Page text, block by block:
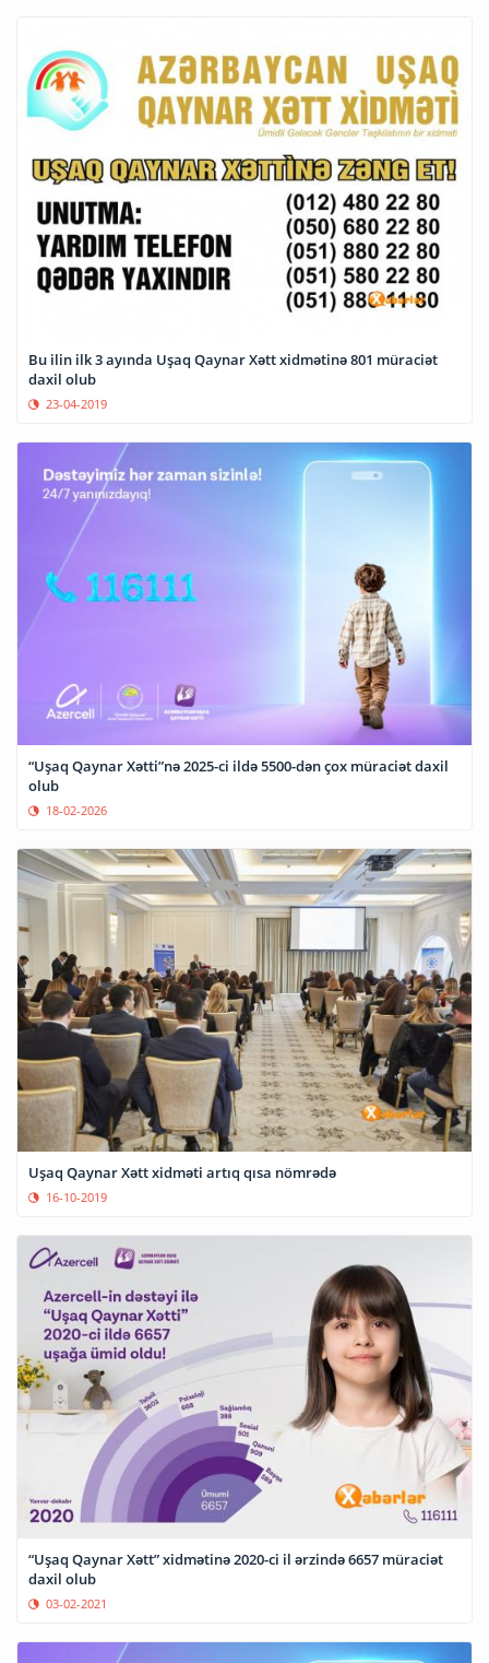
Bu ilin ilk 3 ayında Uşaq Qaynar Xətt xidmətinə 801 müraciət
daxil olub
23-04-2019
“Uşaq Qaynar Xətti”nə 2025-ci ildə 5500-dən çox müraciət daxil
olub
18-02-2026
Uşaq Qaynar Xətt xidməti artıq qısa nömrədə
16-10-2019
“Uşaq Qaynar Xətt” xidmətinə 2020-ci il ərzində 6657 müraciət
daxil olub
03-02-2021